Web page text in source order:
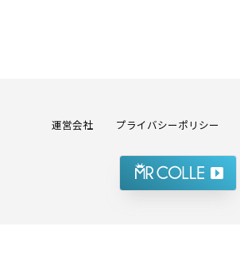
運営会社 プライバシーポリシー